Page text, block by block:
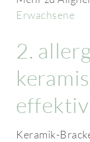
Erwachsene
2.
Keramik-